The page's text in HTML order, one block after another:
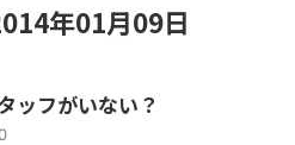
年01月09日
ッフがいない？